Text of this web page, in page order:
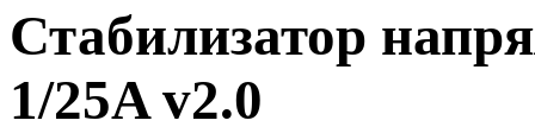
Стабилизатор
1/25A v2.0